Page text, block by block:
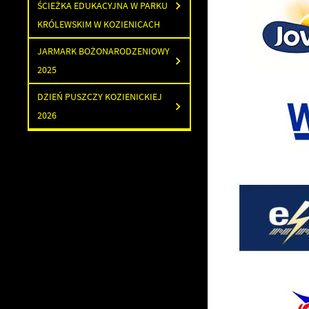
ŚCIEŻKA EDUKACYJNA W PARKU
KRÓLEWSKIM W KOZIENICACH
JARMARK BOŻONARODZENIOWY
2025
DZIEŃ PUSZCZY KOZIENICKIEJ
2026